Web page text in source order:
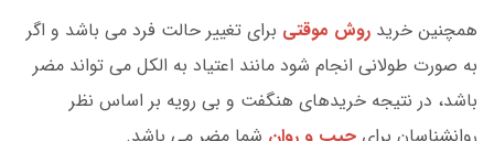
همچنین خرید روش موقتی برای تغییر حالت فرد می باشد و اگر
به صورت طولانی انجام شود مانند اعتیاد به الکل می تواند مضر
باشد، در نتیجه خریدهای هنگفت و بی رویه بر اساس نظر